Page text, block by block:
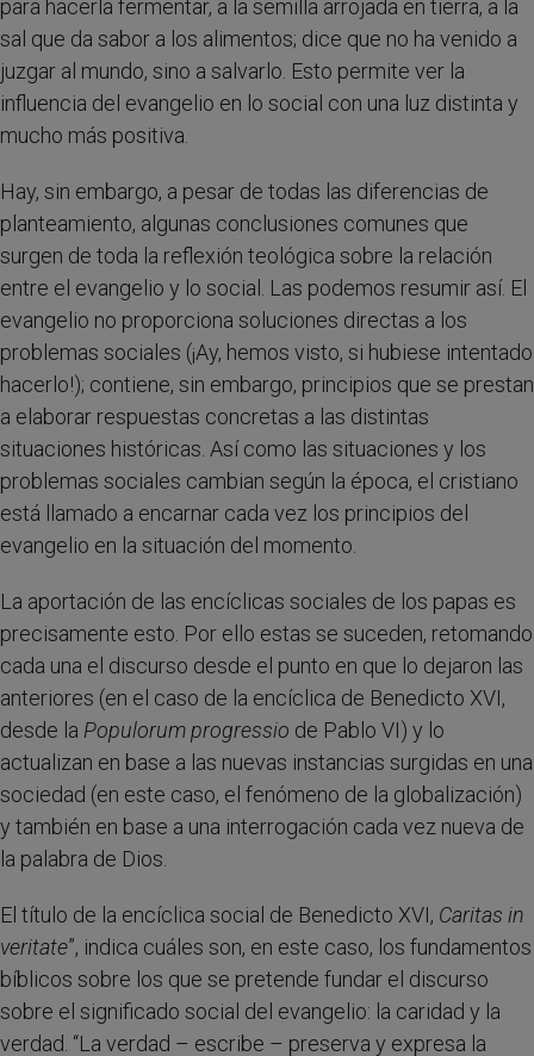
para hacerla fermentar, a la semilla arrojada en tierra, a la
sal que da sabor a los alimentos; dice que no ha venido a
juzgar al mundo, sino a salvarlo. Esto permite ver la
influencia del evangelio en lo social con una luz distinta y
mucho más positiva.
Hay, sin embargo, a pesar de todas las diferencias de
planteamiento, algunas conclusiones comunes que
surgen de toda la reflexión teológica sobre la relación
entre el evangelio y lo social. Las podemos resumir así. El
evangelio no proporciona soluciones directas a los
problemas sociales (¡Ay, hemos visto, si hubiese intentado
hacerlo!); contiene, sin embargo, principios que se prestan
a elaborar respuestas concretas a las distintas
situaciones históricas. Así como las situaciones y los
problemas sociales cambian según la época, el cristiano
está llamado a encarnar cada vez los principios del
evangelio en la situación del momento.
La aportación de las encíclicas sociales de los papas es
precisamente esto. Por ello estas se suceden, retomando
cada una el discurso desde el punto en que lo dejaron las
anteriores (en el caso de la encíclica de Benedicto XVI,
desde la Populorum progressio de Pablo VI) y lo
actualizan en base a las nuevas instancias surgidas en una
sociedad (en este caso, el fenómeno de la globalización)
y también en base a una interrogación cada vez nueva de
la palabra de Dios.
El título de la encíclica social de Benedicto XVI, Caritas in
veritate”, indica cuáles son, en este caso, los fundamentos
bíblicos sobre los que se pretende fundar el discurso
sobre el significado social del evangelio: la caridad y la
verdad. “La verdad – escribe – preserva y expresa la